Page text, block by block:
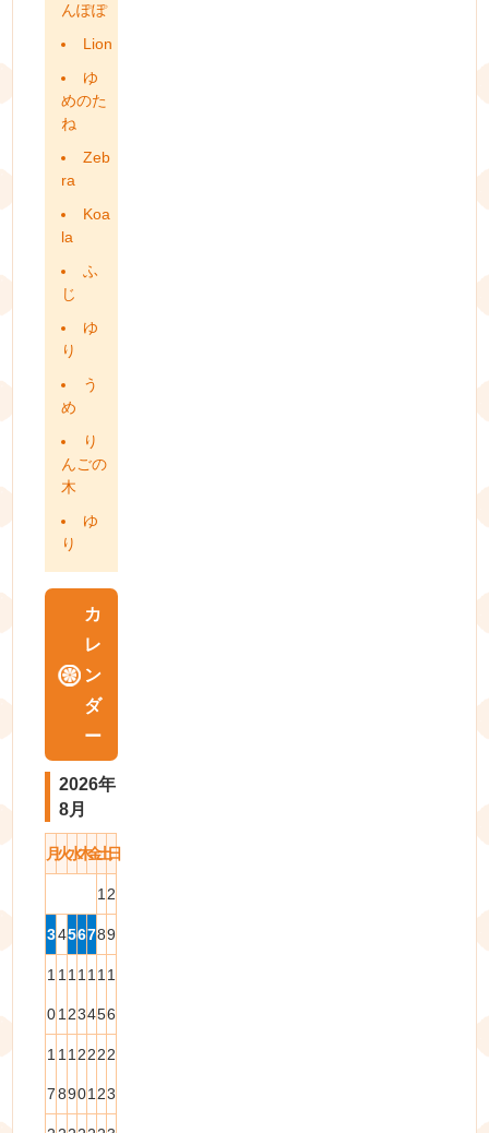
んぽぽ
Lion
ゆ
めのた
ね
Zeb
ra
Koa
la
ふ
じ
ゆ
り
う
め
り
んごの
木
ゆ
り
カ
レ
ン
ダ
ー
2026年
8月
月火水木金土日
1 2
3456789
1
0
1
1
1
2
1
3
1
4
1
5
1
6
1
7
1
8
1
9
2
0
2
1
2
2
2
3